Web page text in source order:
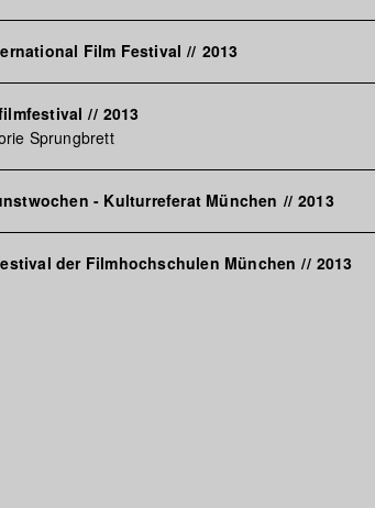
Film Festival // 2013
// 2013
Sprungbrett
- Kulturreferat München // 2013
der Filmhochschulen München // 2013